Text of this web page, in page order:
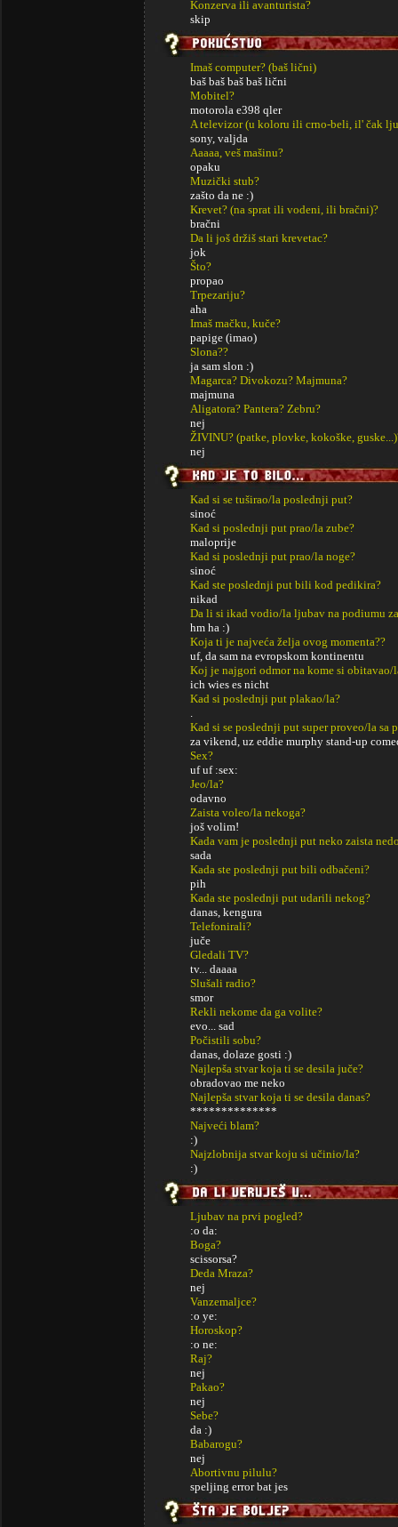
Konzerva ili avanturista?
skip
Imaš computer? (baš lični)
baš baš baš baš lični
Mobitel?
motorola e398 qler
A televizor (u koloru ili crno-beli, il' čak
sony, valjda
Aaaaa, veš mašinu?
opaku
Muzički stub?
zašto da ne :)
Krevet? (na sprat ili vodeni, ili bračni)?
bračni
Da li još držiš stari krevetac?
jok
Što?
propao
Trpezariju?
aha
Imaš mačku, kuče?
papige (imao)
Slona??
ja sam slon :)
Magarca? Divokozu? Majmuna?
majmuna
Aligatora? Pantera? Zebru?
nej
ŽIVINU? (patke, plovke, kokoške,
nej
Kad si se tuširao/la poslednji put?
sinoć
Kad si poslednji put prao/la zube?
maloprije
Kad si poslednji put prao/la noge?
sinoć
Kad ste poslednji put bili kod pedikira?
nikad
Da li si ikad vodio/la ljubav na podiumu
hm ha :)
Koja ti je najveća želja ovog momenta??
uf, da sam na evropskom kontinentu
Koj je najgori odmor na kome si obitavao/
ich wies es nicht
Kad si poslednji put plakao/la?
.
Kad si se poslednji put super proveo/la sa
za vikend, uz eddie murphy stand-up
Sex?
uf uf :sex:
Jeo/la?
odavno
Zaista voleo/la nekoga?
još volim!
Kada vam je poslednji put neko zaista
sada
Kada ste poslednji put bili odbačeni?
pih
Kada ste poslednji put udarili nekog?
danas, kengura
Telefonirali?
juče
Gledali TV?
tv... daaaa
Slušali radio?
smor
Rekli nekome da ga volite?
evo... sad
Počistili sobu?
danas, dolaze gosti :)
Najlepša stvar koja ti se desila juče?
obradovao me neko
Najlepša stvar koja ti se desila danas?
**************
Najveći blam?
:)
Najzlobnija stvar koju si učinio/la?
:)
Ljubav na prvi pogled?
:o da:
Boga?
scissorsa?
Deda Mraza?
nej
Vanzemaljce?
:o ye:
Horoskop?
:o ne:
Raj?
nej
Pakao?
nej
Sebe?
da :)
Babarogu?
nej
Abortivnu pilulu?
speljing error bat jes